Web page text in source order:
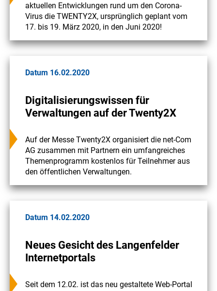
aktuellen Entwicklungen rund um den Corona-
Virus die TWENTY2X, ursprünglich geplant vom
17. bis 19. März 2020, in den Juni 2020!
Digitalisierungswissen für
Verwaltungen auf der Twenty2X
Datum 16.02.2020
Auf der Messe Twenty2X organisiert die net-Com
AG zusammen mit Partnern ein umfangreiches
Themenprogramm kostenlos für Teilnehmer aus
den öffentlichen Verwaltungen.
Neues Gesicht des Langenfelder
Internetportals
Datum 14.02.2020
Seit dem 12.02. ist das neu gestaltete Web-Portal